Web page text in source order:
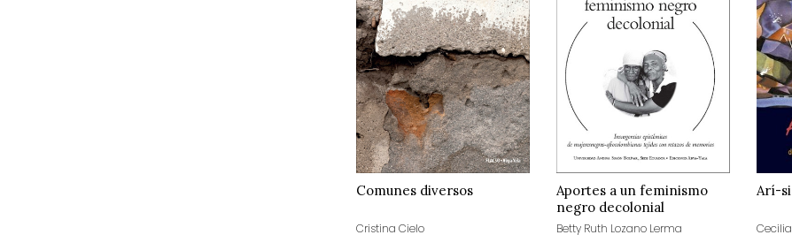
Comunes diversos
Cristina Cielo
Aportes a un feminismo
negro decolonial
Betty Ruth Lozano Lerma
Arí-